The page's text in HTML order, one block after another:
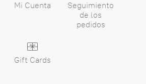
Mi Cuenta
Seguimiento
de los
pedidos
Gift Cards